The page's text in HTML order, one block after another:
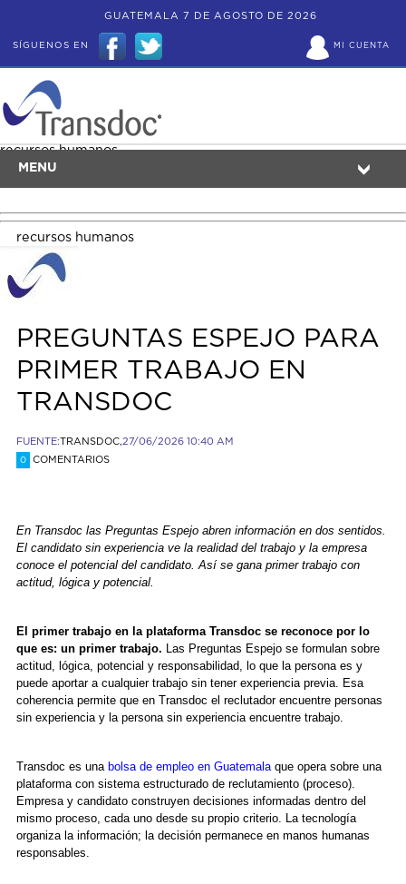
GUATEMALA 7 DE AGOSTO DE 2026
MI CUENTA
SÍGUENOS EN
MENU
recursos humanos
recursos humanos
PREGUNTAS ESPEJO PARA
PRIMER TRABAJO EN
TRANSDOC
FUENTE:TRANSDOC,27/06/2026 10:40 AM
0 COMENTARIOS
En Transdoc las Preguntas Espejo abren información en dos sentidos.
El candidato sin experiencia ve la realidad del trabajo y la empresa
conoce el potencial del candidato. Así se gana primer trabajo con
actitud, lógica y potencial.
El primer trabajo en la plataforma Transdoc se reconoce por lo
que es: un primer trabajo. Las Preguntas Espejo se formulan sobre
actitud, lógica, potencial y responsabilidad, lo que la persona es y
puede aportar a cualquier trabajo sin tener experiencia previa. Esa
coherencia permite que en Transdoc el reclutador encuentre personas
sin experiencia y la persona sin experiencia encuentre trabajo.
Transdoc es una bolsa de empleo en Guatemalaque opera sobre una
plataforma con sistema estructurado de reclutamiento (proceso).
Empresa y candidato construyen decisiones informadas dentro del
mismo proceso, cada uno desde su propio criterio. La tecnología
organiza la información; la decisión permanece en manos humanas
responsables.